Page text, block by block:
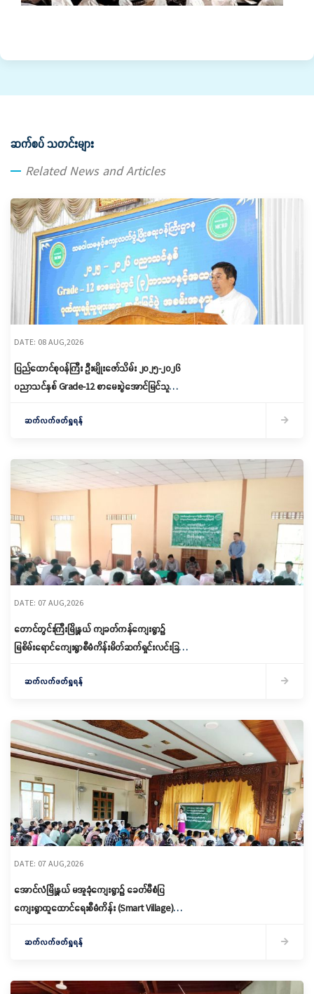
ဆက်စပ် သတင်းများ
Related News and Articles
DATE: 08 AUG,2026
ပြည်ထောင်စုဝန်ကြီး ဦးမျိုးဇော်သိမ်း ၂၀၂၅-၂၀၂၆
ပညာသင်နှစ် Grade-12 စာမေးပွဲအောင်မြင်သူများ
ဆက်လက်ဖတ်ရှုရန်
DATE: 07 AUG,2026
တောင်တွင်းကြီးမြို့နယ် ကျခတ်ကန်ကျေးရွာ၌
မြစိမ်းရောင်ကျေးရွာစီမံကိန်းမိတ်ဆက်ရှင်းလင်းခြင်း
ဆက်လက်ဖတ်ရှုရန်
DATE: 07 AUG,2026
အောင်လံမြို့နယ် မအူခုံကျေးရွာ၌ ခေတ်မီစံပြ
ကျေးရွာထူထောင်ရေးစီမံကိန်း (Smart Village)
ဆက်လက်ဖတ်ရှုရန်